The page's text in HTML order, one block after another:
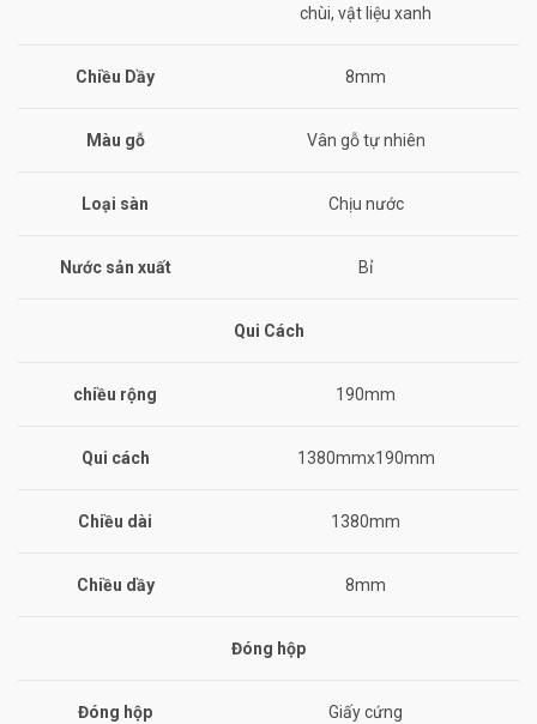
chùi, vật liệu xanh
Chiều Dầy 8mm
Màu gỗ Vân gỗ tự nhiên
Loại sàn Chịu nước
Nước sản xuất Bỉ
Qui Cách
chiều rộng 190mm
Qui cách 1380mmx190mm
Chiều dài 1380mm
Chiều dầy 8mm
Đóng hộp
Đóng hộp Giấy cứng